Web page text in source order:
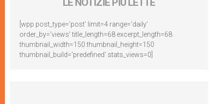
LE NOTIZIE PIÙ LETTE
[wpp post_type='post' limit=4 range='daily'
order_by='views' title_length=68 excerpt_length=68
thumbnail_width=150 thumbnail_height=150
thumbnail_build='predefined' stats_views=0]